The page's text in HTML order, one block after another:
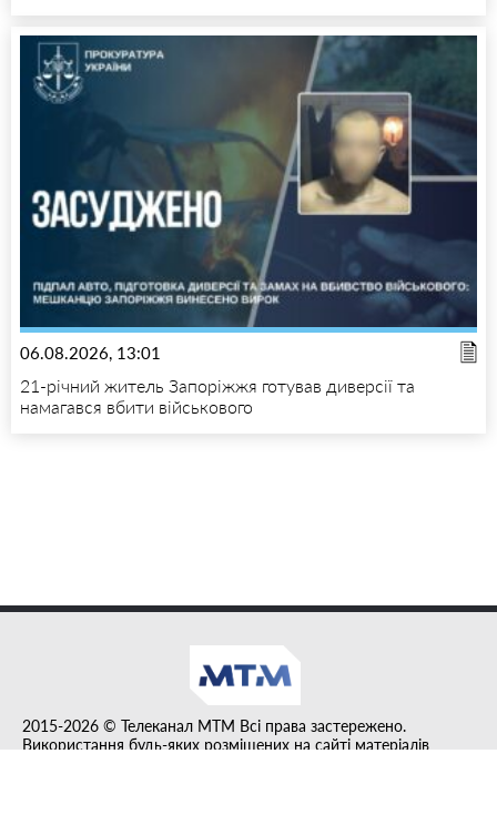
06.08.2026, 13:01
21-річний житель Запоріжжя готував диверсії та
намагався вбити військового
2015-2026 © Телеканал MTM Всі права застережено.
Використання будь-яких розміщених на сайті матеріалів